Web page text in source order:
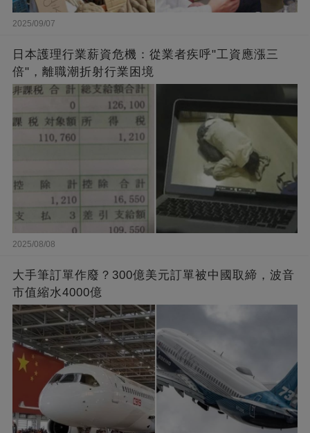
2025/09/07
日本護理行業薪資危機：從業者疾呼"工資應漲三
倍"，離職潮折射行業困境
2025/08/08
大手筆訂單作廢？300億美元訂單被中國取締，波音
市值縮水4000億